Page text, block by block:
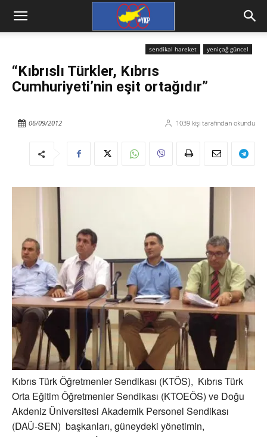
sendikal hareket yeniçağ güncel
“Kıbrıslı Türkler, Kıbrıs
Cumhuriyeti’nin eşit ortağıdır”
1039 kişi tarafından okundu
06/09/2012
Kıbrıs Türk Öğretmenler Sendikası (KTÖS), Kıbrıs Türk
Orta Eğitim Öğretmenler Sendikası (KTOEÖS) ve Doğu
Akdeniz Üniversitesi Akademik Personel Sendikası
(DAÜ-SEN) başkanları, güneydeki yönetimin,